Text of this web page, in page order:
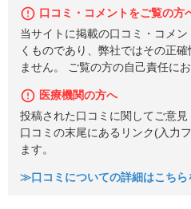
口コミ・コメントをご覧の方
当サイトに掲載の口コミ・コメ
くものであり、弊社ではその正
ません。 ご覧の方の自己責任に
医療機関の方へ
投稿された口コミに関してご意
口コミの末尾にあるリンク(入力
ます。
≫口コミについての詳細はこちら